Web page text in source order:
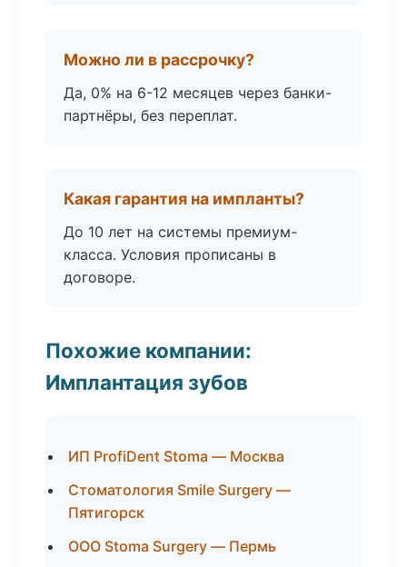
Можно ли в рассрочку?
Да, 0% на 6-12 месяцев через банки-
партнёры, без переплат.
Какая гарантия на импланты?
До 10 лет на системы премиум-
класса. Условия прописаны в
договоре.
Похожие компании:
Имплантация зубов
ИП ProfiDent Stoma — Москва
Стоматология Smile Surgery —
Пятигорск
ООО Stoma Surgery — Пермь